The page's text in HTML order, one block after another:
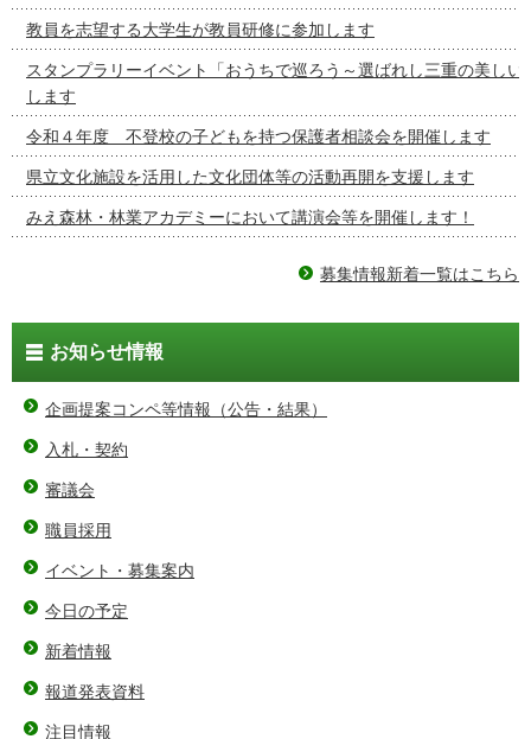
教員を志望する大学生が教員研修に参加します
スタンプラリーイベント「おうちで巡ろう～選ばれし三重の美しい
します
令和４年度 不登校の子どもを持つ保護者相談会を開催します
県立文化施設を活用した文化団体等の活動再開を支援します
みえ森林・林業アカデミーにおいて講演会等を開催します！
募集情報新着一覧はこちら
お知らせ情報
企画提案コンペ等情報（公告・結果）
入札・契約
審議会
職員採用
イベント・募集案内
今日の予定
新着情報
報道発表資料
注目情報